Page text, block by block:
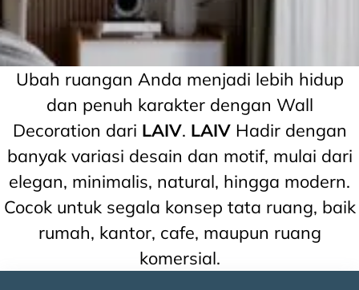
WALLPANEL
Show More
PS WALLPANEL
Show More
UV MARBLE SHEET
Show More
FLEXIBLE BOARD
Show More
MOULDING LINE
Show More
ACCESSORIES STAINLESS
Show More
ACCESSORIES ALLUMINIUM
Show More
ACCESSORIES WPC
Show More
Ubah ruangan Anda menjadi lebih hidup
dan penuh karakter dengan Wall
Decoration dari LAIV. LAIVHadir dengan
banyak variasi desain dan motif, mulai dari
elegan, minimalis, natural, hingga modern.
Cocok untuk segala konsep tata ruang, baik
rumah, kantor, cafe, maupun ruang
komersial.